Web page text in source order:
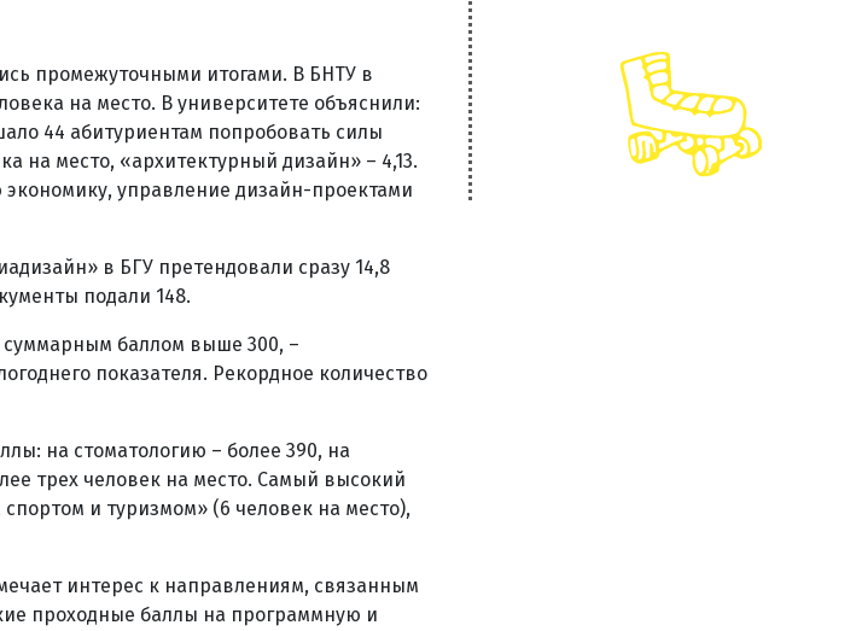
промежуточными итогами. В БНТУ в
на место. В университете объяснили:
44 абитуриентам попробовать силы
на место, «архитектурный дизайн» – 4,13.
управление дизайн-проектами
в БГУ претендовали сразу 14,8
подали 148.
суммарным баллом выше 300, –
показателя. Рекордное количество
на стоматологию – более 390, на
трех человек на место. Самый высокий
и туризмом» (6 человек на место),
интерес к направлениям, связанным
проходные баллы на программную и